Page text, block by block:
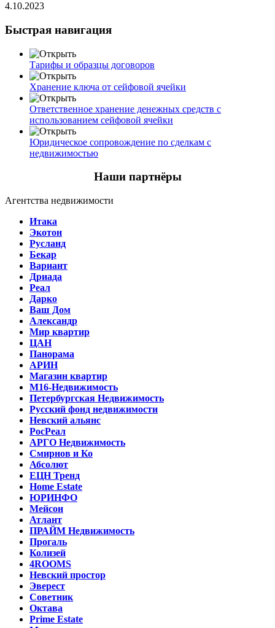
4.10.2023
Быстрая навигация
Тарифы и образцы договоров
Хранение ключа от сейфовой ячейки
Ответственное хранение денежных средств с
использованием сейфовой ячейки
Юридическое сопровождение по сделкам с
недвижимостью
Наши партнёры
Агентства недвижимости
Итака
Экотон
Русланд
Бекар
Вариант
Дриада
Реал
Дарко
Ваш Дом
Александр
Мир квартир
ЦАН
Панорама
АРИН
Магазин квартир
М16-Недвижимость
Петербургская Недвижимость
Русский фонд недвижимости
Невский альянс
РосРеал
АРГО Недвижимость
Смирнов и Ко
Абсолют
ЕЦН Тренд
Home Estate
ЮРИНФО
Мейсон
Атлант
ПРАЙМ Недвижимость
Прогаль
Колизей
4ROOMS
Невский простор
Эверест
Советник
Октава
Prime Estate